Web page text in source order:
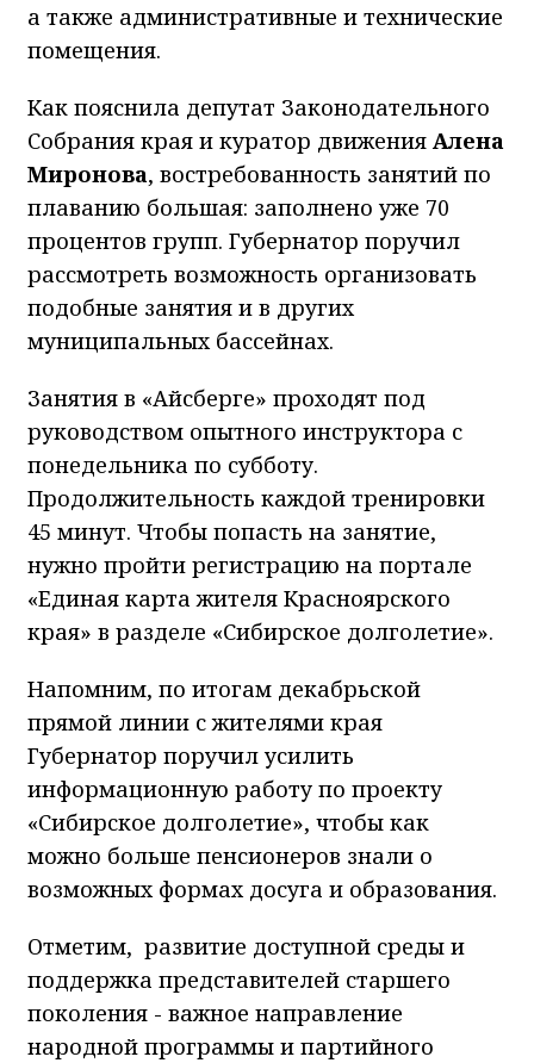
а также административные и технические
помещения.
Как пояснила депутат Законодательного
Собрания края и куратор движения Алена
Миронова, востребованность занятий по
плаванию большая: заполнено уже 70
процентов групп. Губернатор поручил
рассмотреть возможность организовать
подобные занятия и в других
муниципальных бассейнах.
Занятия в «Айсберге» проходят под
руководством опытного инструктора с
понедельника по субботу.
Продолжительность каждой тренировки
45 минут. Чтобы попасть на занятие,
нужно пройти регистрацию на портале
«Единая карта жителя Красноярского
края» в разделе «Сибирское долголетие».
Напомним, по итогам декабрьской
прямой линии с жителями края
Губернатор поручил усилить
информационную работу по проекту
«Сибирское долголетие», чтобы как
можно больше пенсионеров знали о
возможных формах досуга и образования.
Отметим, развитие доступной среды и
поддержка представителей старшего
поколения - важное направление
народной программы и партийного